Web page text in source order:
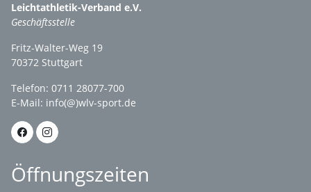
Leichtathletik-Verband e.V.
Geschäftsstelle
Fritz-Walter-Weg 19
70372 Stuttgart
Telefon: 0711 28077-700
E-Mail: info(@)wlv-sport.de
Öffnungszeiten